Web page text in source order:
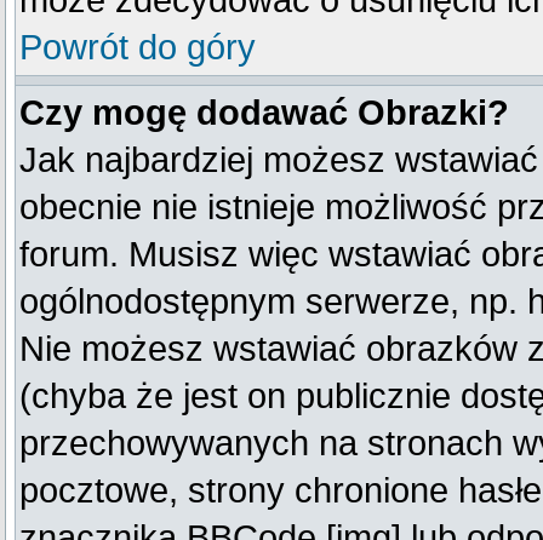
Powrót do góry
Czy mogę dodawać Obrazki?
Jak najbardziej możesz
obecnie nie istnieje możliwość
forum. Musisz więc wstawiać
ogólnodostępnym serwerze, np.
Nie możesz wstawiać obrazków
(chyba że jest on publicznie
przechowywanych na stronach
pocztowe, strony chronione